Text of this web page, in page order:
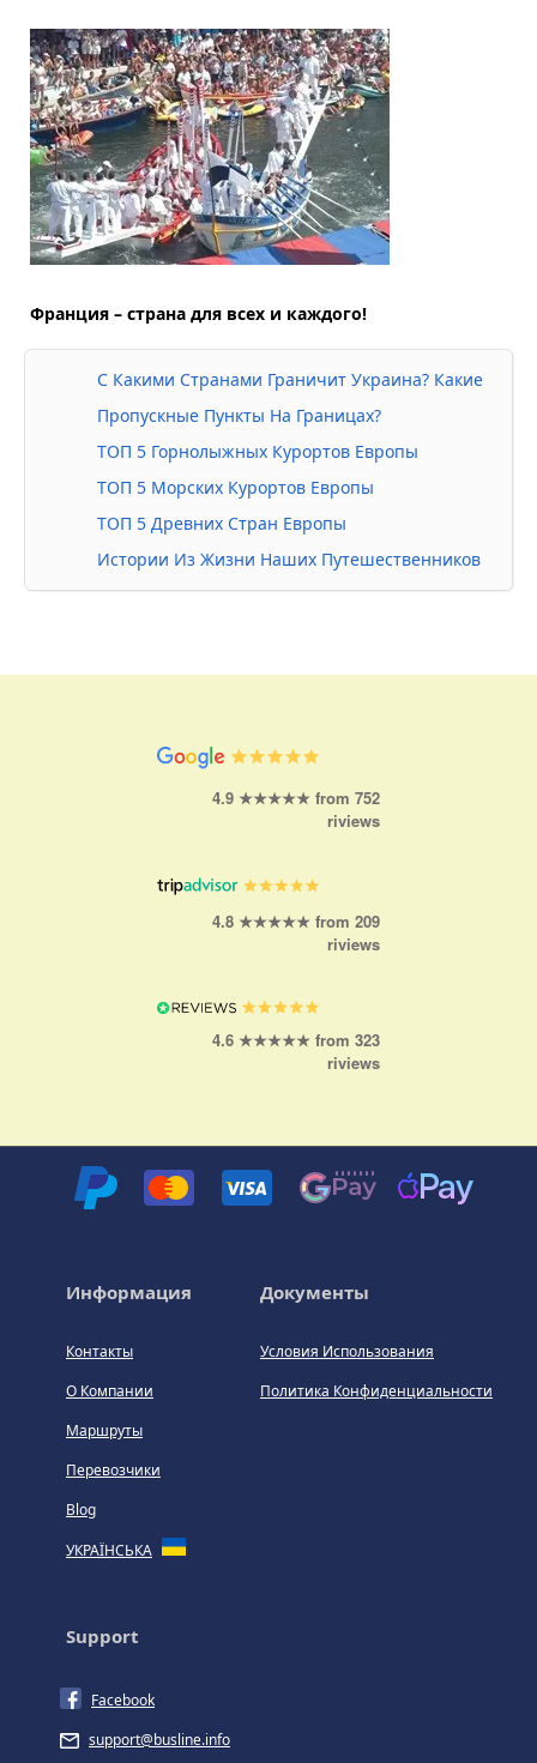
Франция – страна для всех и каждого!
С Какими Странами Граничит Украина? Какие
Пропускные Пункты На Границах?
ТОП 5 Горнолыжных Курортов Европы
ТОП 5 Морских Курортов Европы
ТОП 5 Древних Стран Европы
Истории Из Жизни Наших Путешественников
4.9 ★★★★★ from 752
riviews
4.8 ★★★★★ from 209
riviews
4.6 ★★★★★ from 323
riviews
Информация
Контакты
О Компании
Маршруты
Перевозчики
Blog
УКРАЇНСЬКА
Документы
Условия Использования
Политика Конфиденциальности
Support
Facebook
support@busline.info